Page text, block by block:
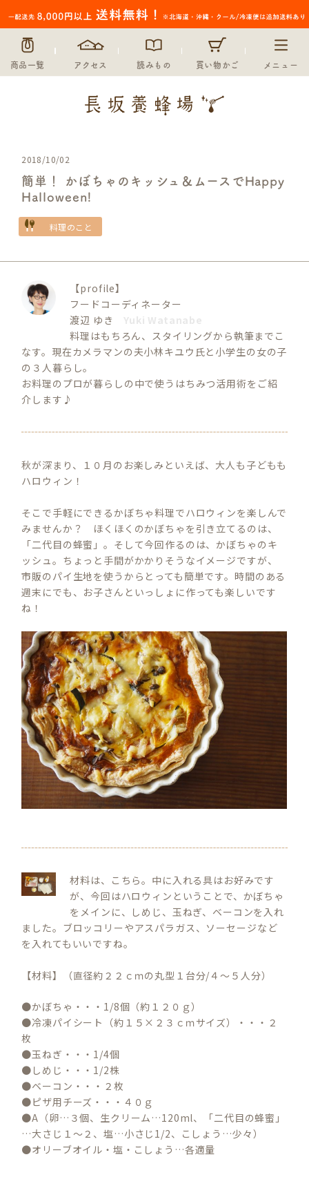
商品一覧 アクセス 読みもの 買い物かご メニュー
2018/10/02
簡単！ かぼちゃのキッシュ＆ムースでHappy
Halloween!
料理のこと
【profile】
フードコーディネーター
渡辺 ゆき
料理はもちろん、スタイリングから執筆までこ
なす。現在カメラマンの夫小林キユウ氏と小学生の女の子
の３人暮らし。
お料理のプロが暮らしの中で使うはちみつ活用術をご紹
介します♪
秋が深まり、１０月のお楽しみといえば、大人も子どもも
ハロウィン！
そこで手軽にできるかぼちゃ料理でハロウィンを楽しんで
みませんか？ ほくほくのかぼちゃを引き立てるのは、
「二代目の蜂蜜」。そして今回作るのは、かぼちゃのキ
ッシュ。ちょっと手間がかかりそうなイメージですが、
市販のパイ生地を使うからとっても簡単です。時間のある
週末にでも、お子さんといっしょに作っても楽しいです
ね！
材料は、こちら。中に入れる具はお好みです
が、今回はハロウィンということで、かぼちゃ
をメインに、しめじ、玉ねぎ、ベーコンを入れ
ました。ブロッコリーやアスパラガス、ソーセージなど
を入れてもいいですね。
【材料】（直径約２２ｃｍの丸型１台分/４～５人分）
●かぼちゃ・・・1/8個（約１２０ｇ）
●冷凍パイシート（約１５×２３ｃｍサイズ）・・・２
枚
●玉ねぎ・・・1/4個
●しめじ・・・1/2株
●ベーコン・・・２枚
●ピザ用チーズ・・・４０ｇ
●A（卵…３個、生クリーム…120ml、「二代目の蜂蜜」
…大さじ１～２、塩…小さじ1/2、こしょう…少々）
●オリーブオイル・塩・こしょう…各適量